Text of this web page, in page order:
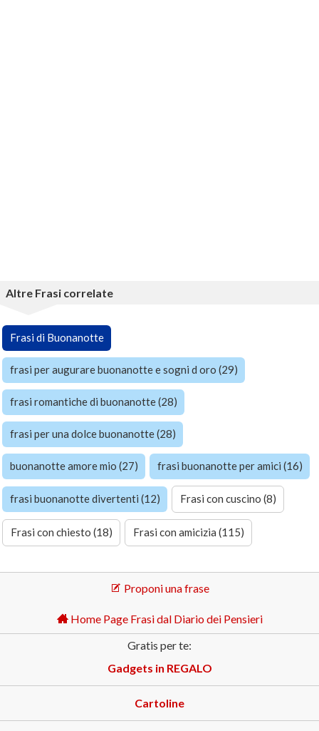
Altre Frasi correlate
Frasi di Buonanotte
frasi per augurare buonanotte e sogni d oro (29)
frasi romantiche di buonanotte (28)
frasi per una dolce buonanotte (28)
buonanotte amore mio (27) frasi buonanotte per amici (16)
frasi buonanotte divertenti (12) Frasi con cuscino (8)
Frasi con chiesto (18) Frasi con amicizia (115)
Proponi una frase
Home Page Frasi dal Diario dei Pensieri
Gratis per te:
Gadgets in REGALO
Cartoline